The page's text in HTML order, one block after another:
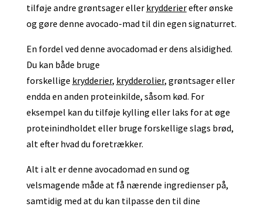
tilføje andre grøntsager eller krydderierefter ønske
og gøre denne avocado-mad til din egen signaturret.
En fordel ved denne avocadomad er dens alsidighed.
Du kan både bruge
forskellige krydderier, krydderolier, grøntsager eller
endda en anden proteinkilde, såsom kød. For
eksempel kan du tilføje kylling eller laks for at øge
proteinindholdet eller bruge forskellige slags brød,
alt efter hvad du foretrækker.
Alt i alt er denne avocadomad en sund og
velsmagende måde at få nærende ingredienser på,
samtidig med at du kan tilpasse den til dine